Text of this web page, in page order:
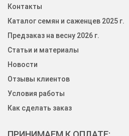
Контакты
Каталог семян и саженцев 2025 г.
Предзаказ на весну 2026 г.
Статьи и материалы
Новости
Отзывы клиентов
Условия работы
Как сделать заказ